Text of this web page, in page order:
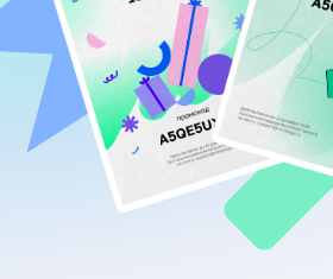
Оформите подарочный сертификат
на курсы Нетологии
Оформить сертификат